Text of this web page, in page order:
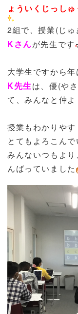
ょういくじっしゅ
2組で、授業(じ
Kさんが先生です
大学生ですから
K先生は、優(や
て、みんなと仲
授業もわかりや
とてもよろこんで
みんないつもよ
んばっていました